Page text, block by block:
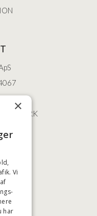
202
×
Vi
har